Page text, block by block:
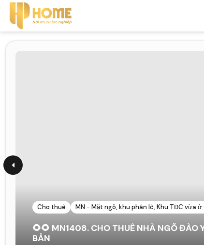
Cho thuê MN - Mặt ngõ, khu phân lô, Khu TĐC vừa
🌻🌻 MN1408. CHO THUÊ NHÀ NGÕ ĐÀO
BẢN